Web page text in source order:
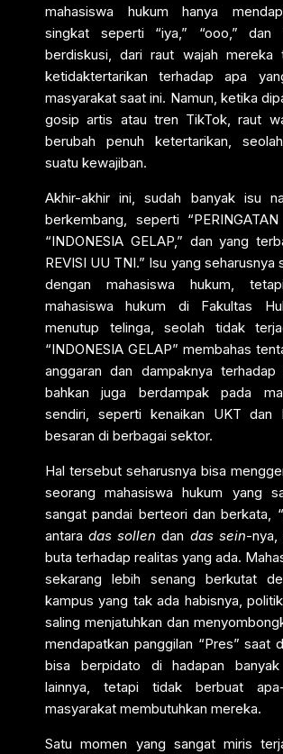
mahasiswa hukum hanya
singkat seperti “iya,” “ooo,” dan
berdiskusi, dari raut wajah mereka
ketidaktertarikan terhadap apa
masyarakat saat ini. Namun, ketika
gosip artis atau tren TikTok, raut
berubah penuh ketertarikan,
suatu kewajiban.
Akhir-akhir ini, sudah banyak isu
berkembang, seperti “PERINGATAN
“INDONESIA GELAP,” dan yang
REVISI UU TNI.” Isu yang seharusnya
dengan mahasiswa hukum,
mahasiswa hukum di Fakultas
menutup telinga, seolah tidak
“INDONESIA GELAP” membahas
anggaran dan dampaknya terhadap
bahkan juga berdampak pada
sendiri, seperti kenaikan UKT dan
besaran di berbagai sektor.
Hal tersebut seharusnya bisa
seorang mahasiswa hukum yang
sangat pandai berteori dan berkata,
antaradas sollen dan das sein-nya,
buta terhadap realitas yang ada.
sekarang lebih senang berkutat
kampus yang tak ada habisnya,
saling menjatuhkan dan
mendapatkan panggilan “Pres” saat
bisa berpidato di hadapan banyak
lainnya, tetapi tidak berbuat
masyarakat membutuhkan mereka.
Satu momen yang sangat miris